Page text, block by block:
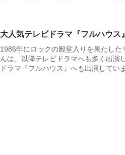
大人気テレビドラマ『フルハウス
1986年にロックの殿堂入りを果たした
んは、以降テレビドラマへも多く出演
ドラマ『フルハウス』へも出演してい